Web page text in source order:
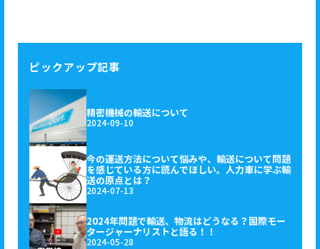
ピックアップ記事
精密機械の輸送について
2024-09-10
今の運送方法について悩みや、輸送について問題
を感じている方に読んでほしい。人力車に学ぶ輸
送の原点とは？
2024-07-13
2024年問題で輸送、物流はどうなる？国際モー
タージャーナリストと語る！！
2024-05-28